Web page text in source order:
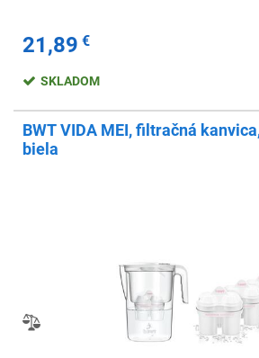
21,89 €
SKLADOM
BWT VIDA MEI, filtračná
biela